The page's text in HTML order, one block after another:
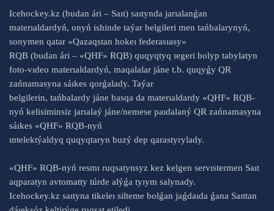
Icehockey.kz (budan ári – Saıt) saıtynda jarıalanǵan
materıaldardyń, onyń ishinde taýar belgileri men tańbalarynyń,
sonymen qatar «Qazaqstan hokeı federasıasy»
RQB (budan ári – «QHF» RQB) quqyqtyq ıegeri bolyp tabylatyn
foto-vıdeo materıaldardyń, maqalalar jáne t.b. quqyǵy QR
zańnamasyna sáıkes qorǵalady. Taýar
belgilerin, tańbalardy jáne basqa da materıaldardy «QHF» RQB-
nyń kelisiminsiz jarıalaý jáne/nemese paıdalaný QR zańnamasyna
sáıkes «QHF» RQB-nyń
ıntelektýaldyq quqyqtaryn buzý dep qarastyrylady.
«QHF» RQB-nyń resmı ruqsatynsyz kez kelgen servıstermen Saıt
aqparatyn avtomatty túrde alýǵa tyıym salynady.
Icehockey.kz saıtyna tikeleı silteme bolǵan jaǵdaıda ǵana Saıttan